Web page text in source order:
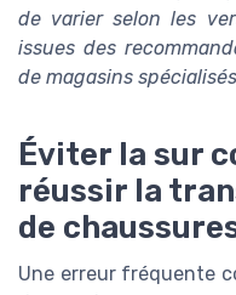
de varier selon les
issues des
de magasins
Éviter la sur
réussir la
de
Une erreur fréquente